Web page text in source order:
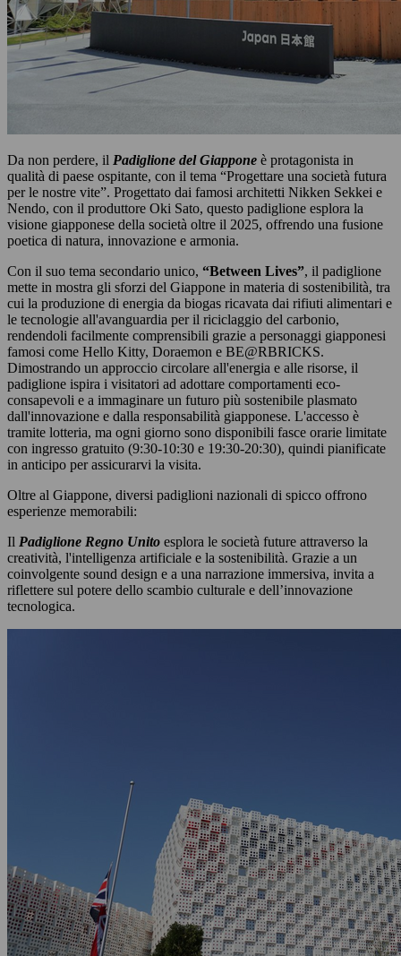
Da non perdere, il Padiglione del Giappone è protagonista in
qualità di paese ospitante, con il tema “Progettare una società futura
per le nostre vite”. Progettato dai famosi architetti Nikken Sekkei e
Nendo, con il produttore Oki Sato, questo padiglione esplora la
visione giapponese della società oltre il 2025, offrendo una fusione
poetica di natura, innovazione e armonia.
Con il suo tema secondario unico, “Between Lives”, il padiglione
mette in mostra gli sforzi del Giappone in materia di sostenibilità, tra
cui la produzione di energia da biogas ricavata dai rifiuti alimentari e
le tecnologie all'avanguardia per il riciclaggio del carbonio,
rendendoli facilmente comprensibili grazie a personaggi giapponesi
famosi come Hello Kitty, Doraemon e BE@RBRICKS.
Dimostrando un approccio circolare all'energia e alle risorse, il
padiglione ispira i visitatori ad adottare comportamenti eco-
consapevoli e a immaginare un futuro più sostenibile plasmato
dall'innovazione e dalla responsabilità giapponese. L'accesso è
tramite lotteria, ma ogni giorno sono disponibili fasce orarie limitate
con ingresso gratuito (9:30-10:30 e 19:30-20:30), quindi pianificate
in anticipo per assicurarvi la visita.
Oltre al Giappone, diversi padiglioni nazionali di spicco offrono
esperienze memorabili:
Il Padiglione Regno Unito esplora le società future attraverso la
creatività, l'intelligenza artificiale e la sostenibilità. Grazie a un
coinvolgente sound design e a una narrazione immersiva, invita a
riflettere sul potere dello scambio culturale e dell’innovazione
tecnologica.